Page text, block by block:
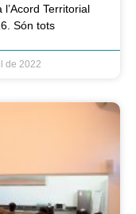
Territorial
Són tots
de 2022